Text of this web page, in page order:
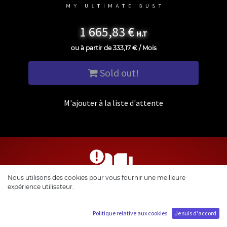
1 665,83€ H.T
ou à partir de333,17€ / Mois
Sold out!
M'ajouter à la liste d'attente
INSTRUCTION DE MONTAGE
Pour un assemblage optimale de votre statue de
Nous utilisons des cookies pour vous fournir une meilleure
expérience utilisateur.
Politique relative aux cookies Je suis d'accord